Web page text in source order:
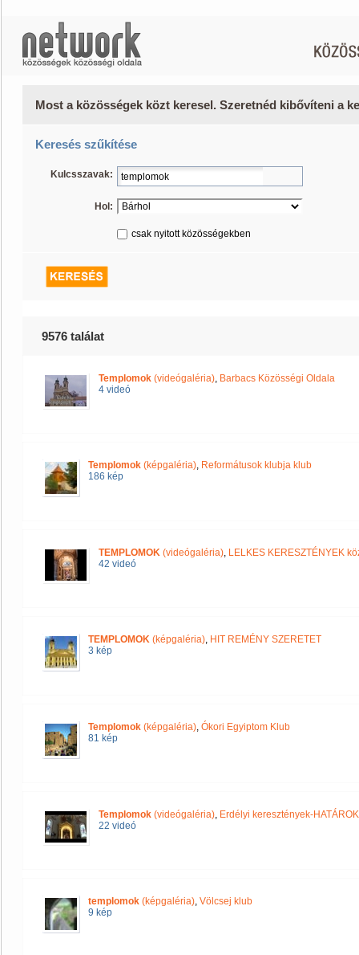
Most a közösségek közt keresel. Szeretnéd kibővíteni a
Keresés szűkítése
Kulcsszavak:
Hol:
csak nyitott közösségekben
9576 találat
Templomok (videógaléria), Barbacs Közösségi Oldala
4 videó
Templomok (képgaléria), Reformátusok klubja klub
186 kép
TEMPLOMOK (videógaléria), LELKES KERESZTÉNYEK
42 videó
TEMPLOMOK (képgaléria), HIT REMÉNY SZERETET
3 kép
Templomok (képgaléria), Ókori Egyiptom Klub
81 kép
Templomok (videógaléria), Erdélyi keresztények-
22 videó
templomok (képgaléria), Völcsej klub
9 kép